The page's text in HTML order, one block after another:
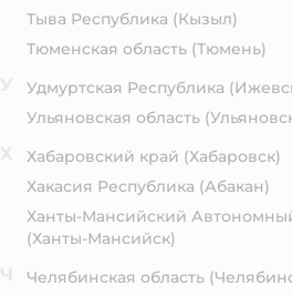
Тыва Республика (Кызыл)
Тюменская область (Тюмень)
Удмуртская Республика
Ульяновская область
Хабаровский край (Хабаровск)
Хакасия Республика (Абакан)
Ханты-Мансийский
(Ханты-Мансийск)
Челябинская область